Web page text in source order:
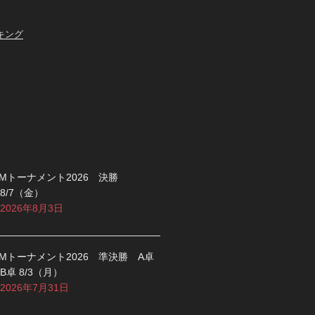
ング
トーナメント2026 決勝
8/7（金）
2026年8月3日
トーナメント2026 準決勝 A卓
B卓 8/3（月）
2026年7月31日